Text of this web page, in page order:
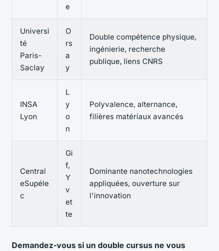
e
Universi
té
Paris-
Saclay
O
rs
a
y
Double compétence physique,
ingénierie, recherche
publique, liens CNRS
INSA
Lyon
L
y
o
n
Polyvalence, alternance,
filières matériaux avancés
Central
eSupéle
c
Gi
f,
Y
v
et
te
Dominante nanotechnologies
appliquées, ouverture sur
l'innovation
Demandez-vous si un double cursus ne vous